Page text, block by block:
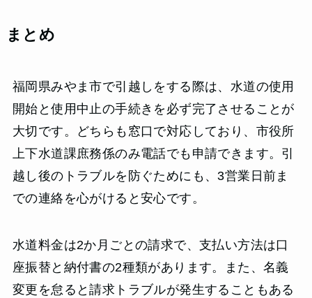
まとめ
福岡県みやま市で引越しをする際は、水道の使用
開始と使用中止の手続きを必ず完了させることが
大切です。どちらも窓口で対応しており、市役所
上下水道課庶務係のみ電話でも申請できます。引
越し後のトラブルを防ぐためにも、3営業日前ま
での連絡を心がけると安心です。
水道料金は2か月ごとの請求で、支払い方法は口
座振替と納付書の2種類があります。また、名義
変更を怠ると請求トラブルが発生することもある